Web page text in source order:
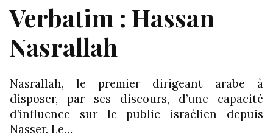
Verbatim : Hassan
Nasrallah
Nasrallah, le premier dirigeant arabe à
disposer, par ses discours, d’une capacité
d’influence sur le public israélien depuis
Nasser. Le…